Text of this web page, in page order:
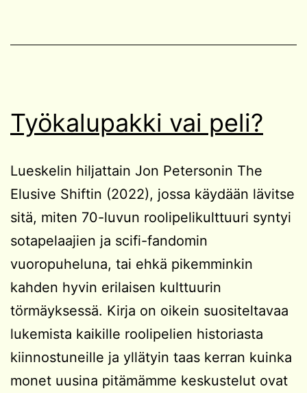
Työkalupakki vai peli?
Lueskelin hiljattain Jon Petersonin The
Elusive Shiftin (2022), jossa käydään lävitse
sitä, miten 70-luvun roolipelikulttuuri syntyi
sotapelaajien ja scifi-fandomin
vuoropuheluna, tai ehkä pikemminkin
kahden hyvin erilaisen kulttuurin
törmäyksessä. Kirja on oikein suositeltavaa
lukemista kaikille roolipelien historiasta
kiinnostuneille ja yllätyin taas kerran kuinka
monet uusina pitämämme keskustelut ovat